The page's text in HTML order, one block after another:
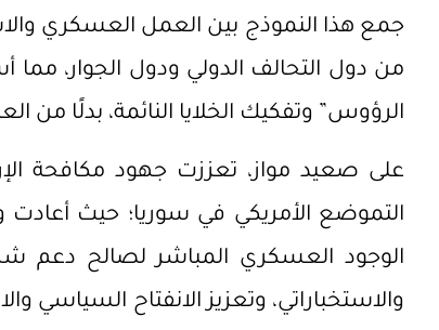
جمع هذا النموذج بين العمل العسكري
من دول التحالف الدولي ودول الجوار،
الرؤوس” وتفكيك الخلايا النائمة، بدلًا من
التموضع الأمريكي في سوريا؛ حيث
الوجود العسكري المباشر لصالح دعم
والاستخباراتي، وتعزيز الانفتاح